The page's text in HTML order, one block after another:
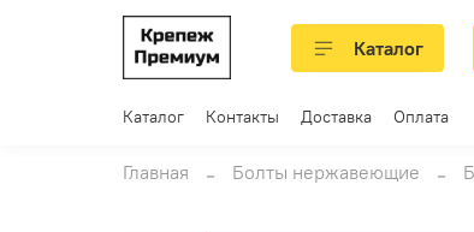
Каталог
Каталог Контакты Доставка Оплата
Главная Болты нержавеющие